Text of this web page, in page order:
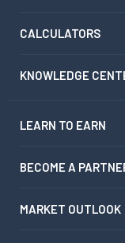
CALCULATORS
KNOWLEDGE
LEARN TO EARN
BECOME A
MARKET OUTLOOK